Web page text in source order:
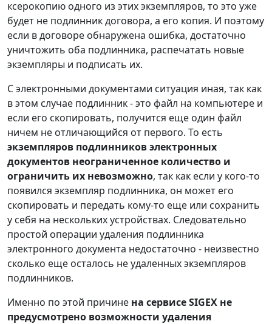
ксерокопию одного из этих экземпляров, то это уже
будет не подлинник договора, а его копия. И поэтому
если в договоре обнаружена ошибка, достаточно
уничтожить оба подлинника, распечатать новые
экземпляры и подписать их.
С электронными документами ситуация иная, так как
в этом случае подлинник - это файл на компьютере и
если его скопировать, получится еще один файл
ничем не отличающийся от первого. То есть
экземпляров подлинников электронных
документов неограниченное количество и
ограничить их невозможно, так как если у кого-то
появился экземпляр подлинника, он может его
скопировать и передать кому-то еще или сохранить
у себя на нескольких устройствах. Следовательно
простой операции удаления подлинника
электронного документа недостаточно - неизвестно
сколько еще осталось не удаленных экземпляров
подлинников.
Именно по этой причине на сервисе SIGEX не
предусмотрено возможности удаления